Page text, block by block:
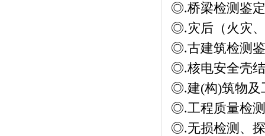
◎.桥梁检测鉴定
◎.灾后（火灾
◎.古建筑检测
◎.核电安全壳
◎.建(构)筑物及
◎.工程质量检
◎.无损检测、